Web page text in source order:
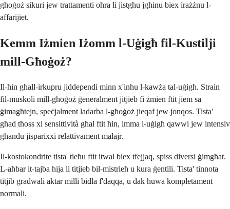
għoġoż sikuri jew trattamenti oħra li jistgħu jgħinu biex irażżnu l-
affarijiet.
Kemm Iżmien Iżomm l-Uġigħ fil-Kustilji
mill-Għoġoż?
Il-ħin għall-irkupru jiddependi minn x'inhu l-kawża tal-uġigħ. Strain
fil-muskoli mill-għoġoż ġeneralment jitjieb fi żmien ftit jiem sa
ġimagħtejn, speċjalment ladarba l-għoġoż jieqaf jew jonqos. Tista'
għad tħoss xi sensittività għal ftit ħin, imma l-uġigħ qawwi jew intensiv
għandu jisparixxi relattivament malajr.
Il-kostokondrite tista' tieħu ftit itwal biex tfejjaq, spiss diversi ġimgħat.
L-aħbar it-tajba hija li titjieb bil-mistrieħ u kura ġentili. Tista' tinnota
titjib gradwali aktar milli bidla f'daqqa, u dak huwa kompletament
normali.